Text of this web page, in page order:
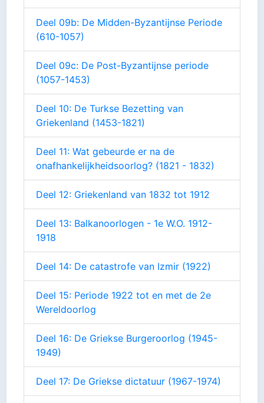
Deel 09b: De Midden-Byzantijnse Periode
(610-1057)
Deel 09c: De Post-Byzantijnse periode
(1057-1453)
Deel 10: De Turkse Bezetting van
Griekenland (1453-1821)
Deel 11: Wat gebeurde er na de
onafhankelijkheidsoorlog? (1821 - 1832)
Deel 12: Griekenland van 1832 tot 1912
Deel 13: Balkanoorlogen - 1e W.O. 1912-
1918
Deel 14: De catastrofe van Izmir (1922)
Deel 15: Periode 1922 tot en met de 2e
Wereldoorlog
Deel 16: De Griekse Burgeroorlog (1945-
1949)
Deel 17: De Griekse dictatuur (1967-1974)